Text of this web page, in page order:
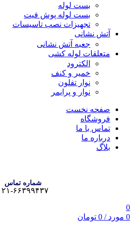
بست لوله
بست لوله پوش فیت
تجهیزات نصب تاسیسات
آتش نشانی
جعبه آتش نشانی
متعلقات لوله کشی
الکترود
خمیر و کنف
نوار تفلون
نوار و پرایمر
صفحه نخست
فروشگاه
تماس با ما
درباره ما
بلاگ
شماره تماس
۰۲۱-
0
0 مورد /
0 تومان